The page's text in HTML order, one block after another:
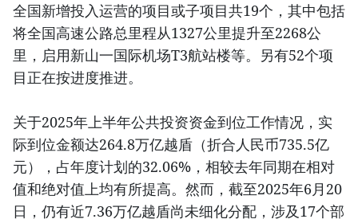
全国新增投入运营的项目或子项目共19个，其中包括
将全国高速公路总里程从1327公里提升至2268公
里，启用新山一国际机场T3航站楼等。另有52个项
目正在按进度推进。
关于2025年上半年公共投资资金到位工作情况，实
际到位金额达264.8万亿越盾（折合人民币735.5亿
元），占年度计划的32.06%，相较去年同期在相对
值和绝对值上均有所提高。然而，截至2025年6月20
日，仍有近7.36万亿越盾尚未细化分配，涉及17个部